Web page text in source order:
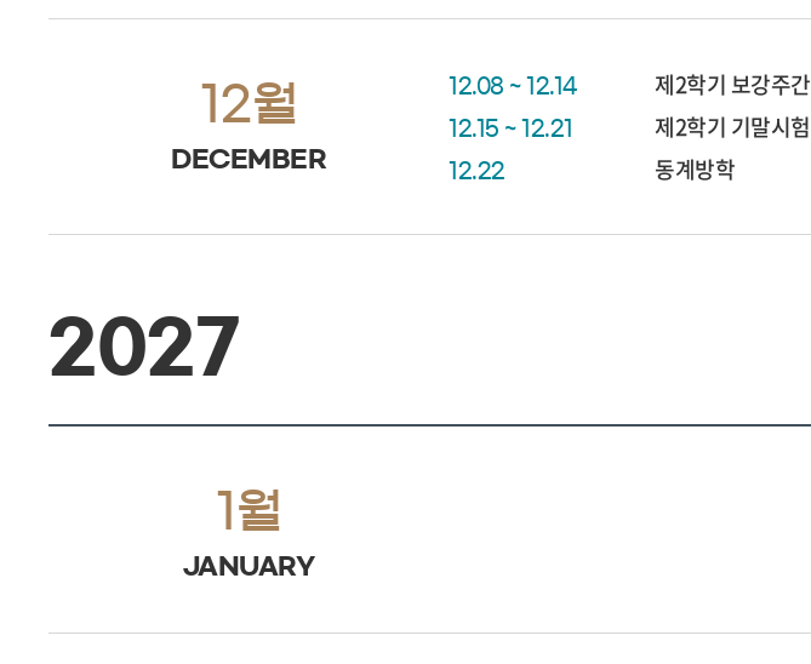
12월
DECEMBER
12.08 ~ 12.14 제2학기 보강주간
12.15 ~ 12.21 제2학기 기말시험
12.22 동계방학
2027
1월
JANUARY